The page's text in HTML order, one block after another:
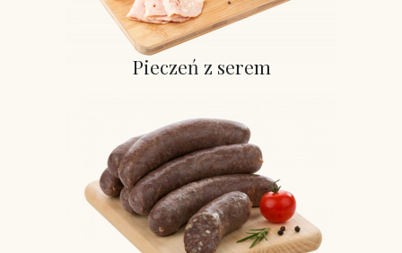
Pieczeń z serem